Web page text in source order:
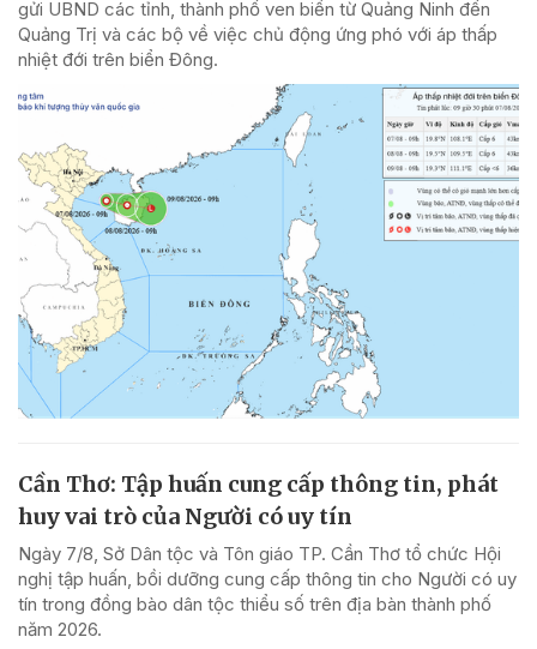
gửi UBND các tỉnh, thành phố ven biển từ Quảng Ninh đến
Quảng Trị và các bộ về việc chủ động ứng phó với áp thấp
nhiệt đới trên biển Đông.
Cần Thơ: Tập huấn cung cấp thông tin, phát
huy vai trò của Người có uy tín
Ngày 7/8, Sở Dân tộc và Tôn giáo TP. Cần Thơ tổ chức Hội
nghị tập huấn, bồi dưỡng cung cấp thông tin cho Người có uy
tín trong đồng bào dân tộc thiểu số trên địa bàn thành phố
năm 2026.